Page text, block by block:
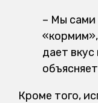
– Мы
дает
Кроме того,